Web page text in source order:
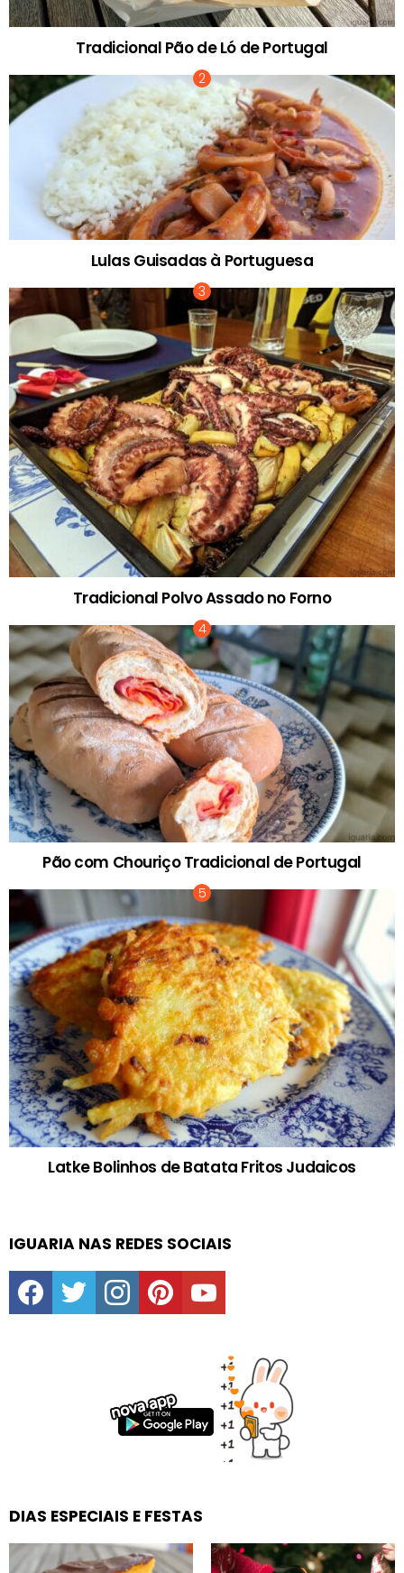
Tradicional Pão de Ló de Portugal
Lulas Guisadas à Portuguesa
Tradicional Polvo Assado no Forno
Pão com Chouriço Tradicional de Portugal
Latke Bolinhos de Batata Fritos Judaicos
IGUARIA NAS REDES SOCIAIS
facebooktwitter instagrampinterestyoutube
DIAS ESPECIAIS E FESTAS